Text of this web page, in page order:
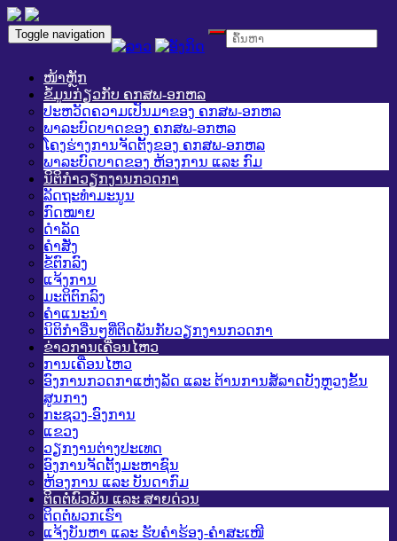
Toggle navigation
ໜ້າຫຼັກ
ຂໍ້ມູນກ່ຽວກັບ ຄກສພ-ອກຫລ
ປະຫວັດຄວາມເປັນມາຂອງ ຄກສພ-ອກຫລ
ພາລະບົດບາດຂອງ ຄກສພ-ອກຫລ
ໂຄງຮ່າງການຈັດຕັ້ງຂອງ ຄກສພ-ອກຫລ
ພາລະບົດບາດຂອງ ຫ້ອງການ ແລະ ກົມ
ນິຕິກໍາວຽກງານກວດກາ
ລັດຖະທໍາມະນູນ
ກົດໝາຍ
ດໍາລັດ
ຄໍາສັ່ງ
ຂໍ້ຕົກລົງ
ແຈ້ງການ
ມະຕິຕົກລົງ
ຄໍາແນະນໍາ
ນິຕິກໍາອື່ນໆທີ່ຕິດພັນກັບວຽກງານກວດກາ
ຂ່າວການເຄື່ອນໄຫວ
ການເຄື່ອນໄຫວ
ອົງການກວດກາແຫ່ງລັດ ແລະ ຕ້ານການສໍ້ລາດບັງຫຼວງຂັ້ນ
ສູນກາງ
ກະຊວງ-ອົງການ
ແຂວງ
ວຽກງານຕ່າງປະເທດ
ອົງການຈັດຕັ້ງມະຫາຊົນ
ຫ້ອງການ ແລະ ບັນດາກົມ
ຕິດຕໍ່ພົວພັນ ແລະ ສາຍດ່ວນ
ຕິດຕໍ່ພວກເຮົາ
ແຈ້ງບັນຫາ ແລະ ຮັບຄໍາຮ້ອງ-ຄໍາສະເໜີ